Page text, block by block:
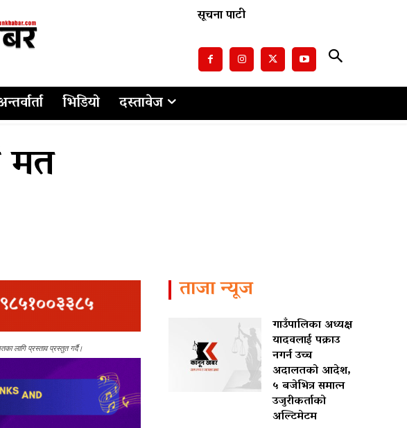
सूचना पाटी
भिडियो दस्तावेज
मत
लागि प्रस्ताव प्रस्तुत गर्दै।
ताजा न्यूज
गाउँपालिका अध्यक्ष
यादवलाई पक्राउ
नगर्न उच्च
अदालतको आदेश,
५ बजेभित्र समात्न
उजुरीकर्ताको
अल्टिमेटम